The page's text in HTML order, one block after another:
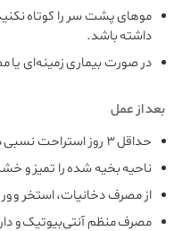
موهای پشت سر را کوتاه
داشته باشد.
در صورت بیماری زمینه‌ای
بعد از عمل
حداقل ۳ روز استراحت نسبی داشته باشید.
ناحیه بخیه‌ شده را تمیز و
از مصرف دخانیات، استخر و
مصرف منظم آنتی‌بیوتیک و